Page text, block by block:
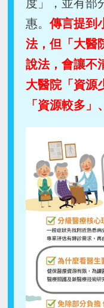
度」，並有部
惠。傳言提到
法，但「大醫
說法，會讓不
大醫院「資源
「資源較多